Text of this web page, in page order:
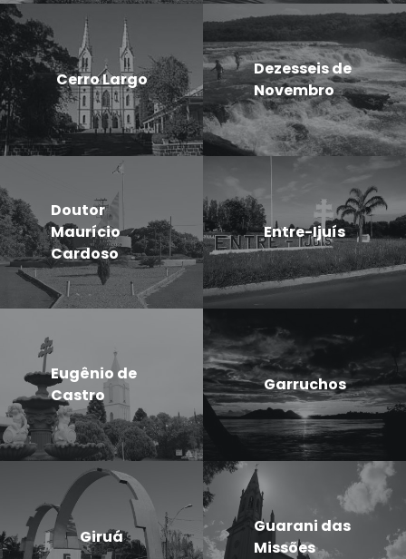
Cerro Largo
Dezesseis de
Novembro
Doutor
Maurício
Cardoso
Entre-Ijuís
Eugênio de
Castro
Garruchos
Giruá
Guarani das
Missões